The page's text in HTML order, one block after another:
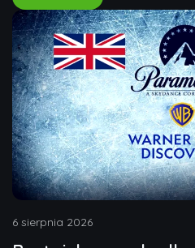
6 sierpnia 2026